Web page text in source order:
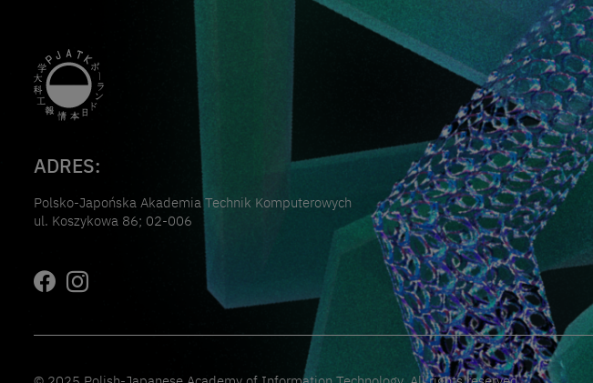
ADRES:
Polsko-Japońska Akademia Technik Komputerowych
ul. Koszykowa 86; 02-006